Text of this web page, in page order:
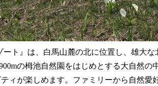
ト』は、白馬山麓の北に位置し、雄大な
の栂池自然園をはじめとする大自然の
ィが楽しめます。ファミリーから自然愛